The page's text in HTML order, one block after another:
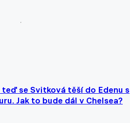
se Svitková těší do Edenu s
Jak to bude dál v Chelsea?